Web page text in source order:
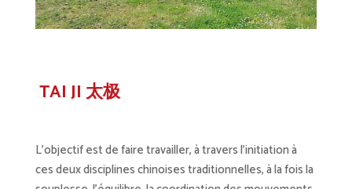
TAI JI 太极
L’objectif est de faire travailler, à travers l’initiation à
ces deux disciplines chinoises traditionnelles, à la fois la